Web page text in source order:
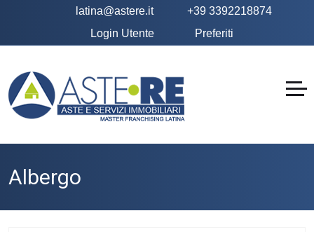
latina@astere.it
+39 3392218874
Login Utente
Preferiti
Albergo